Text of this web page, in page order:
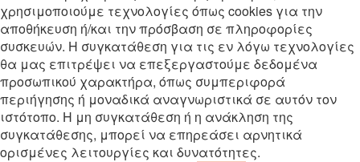
χρησιμοποιούμε τεχνολογίες όπως cookies για την
αποθήκευση ή/και την πρόσβαση σε πληροφορίες
συσκευών. Η συγκατάθεση για τις εν λόγω τεχνολογίες
θα μας επιτρέψει να επεξεργαστούμε δεδομένα
προσωπικού χαρακτήρα, όπως συμπεριφορά
περιήγησης ή μοναδικά αναγνωριστικά σε αυτόν τον
ιστότοπο. Η μη συγκατάθεση ή η ανάκληση της
συγκατάθεσης, μπορεί να επηρεάσει αρνητικά
ορισμένες λειτουργίες και δυνατότητες.